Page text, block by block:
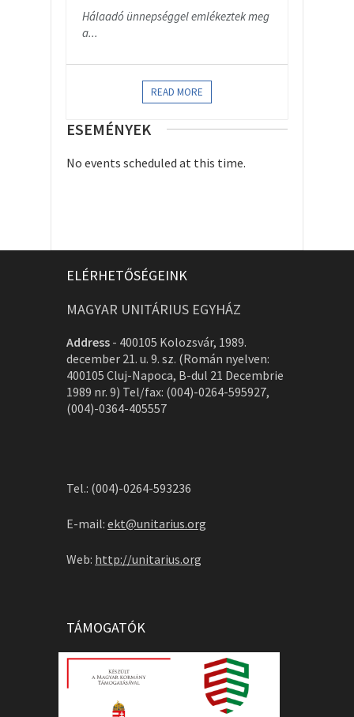
Hálaadó ünnepséggel emlékeztek meg
a...
READ MORE
ESEMÉNYEK
No events scheduled at this time.
ELÉRHETŐSÉGEINK
MAGYAR UNITÁRIUS EGYHÁZ
Address - 400105 Kolozsvár, 1989.
december 21. u. 9. sz. (Román nyelven:
400105 Cluj-Napoca, B-dul 21 Decembrie
1989 nr. 9) Tel/fax: (004)-0264-595927,
(004)-0364-405557
Tel.: (004)-0264-593236
E-mail: ekt@unitarius.org
Web: http://unitarius.org
TÁMOGATÓK